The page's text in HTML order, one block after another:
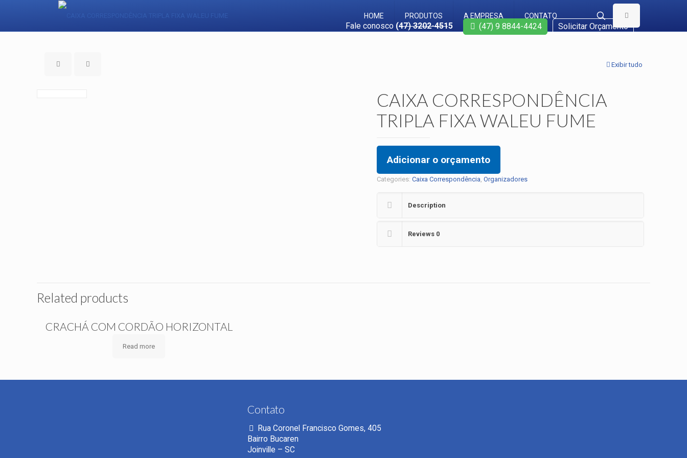
HOME PRODUTOS A EMPRESA CONTATO
Fale conosco (47) 3202-4515 (47) 9 8844-4424 Solicitar Orçamento
Exibir tudo
CAIXA CORRESPONDÊNCIA
TRIPLA FIXA WALEU FUME
Adicionar o orçamento
Categories: Caixa Correspondência Organizadores
Description
Reviews 0
Related products
CRACHÁ COM CORDÃO HORIZONTAL
Read more
Contato
Rua Coronel Francisco Gomes, 405
Bairro Bucaren
Joinville – SC